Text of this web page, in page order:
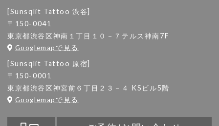
[Sunsqlit Tattoo 渋谷]
〒150-0041
東京都渋谷区神南１丁目１０－７テルス神南7F
Googlemapで見る
[Sunsqlit Tattoo 原宿]
〒150-0001
東京都渋谷区神宮前６丁目２３－４ KSビル5階
Googlemapで見る